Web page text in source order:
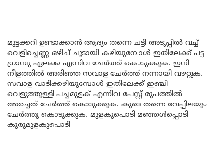
മുട്ടക്കറി ഉണ്ടാക്കാൻ ആദ്യം തന്നെ ചട്ടി അടുപ്പിൽ വച്ച്
വെളിച്ചെണ്ണ ഒഴിച് ചൂടായി കഴിയുമ്പോൾ ഇതിലേക്ക് പട്ട
ഗ്രാമ്പു ഏലക്ക എന്നിവ ചേർത്ത് കൊടുക്കുക. ഇനി
നീളത്തിൽ അരിഞ്ഞ സവാള ചേർത്ത് നന്നായി വഴറ്റുക.
സവാള വാടിക്കഴിയുമ്പോൾ ഇതിലേക്ക് ഇഞ്ചി
വെളുത്തുള്ളി പച്ചമുളക് എന്നിവ പേസ്റ്റ് രൂപത്തിൽ
അരച്ചത് ചേർത്ത് കൊടുക്കുക. കൂടെ തന്നെ വേപ്പിലയും
ചേർത്തു കൊടുക്കുക. മുളകുപൊടി മഞ്ഞൾപ്പൊടി
കുരുമുളകുപൊടി